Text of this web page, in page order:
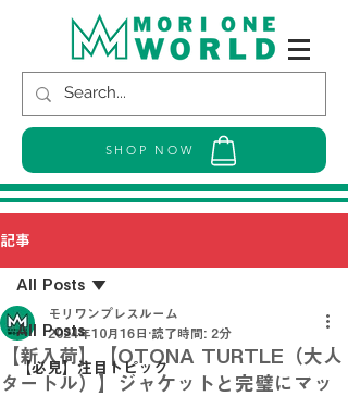
SHOP NOW
記事
All Posts
【必見】注目トピック
All Posts
【新入荷】【OTONA TURTLE（大人
タートル）】ジャケットと完璧にマッ
モリワンプレスルーム
2024年10月16日 読了時間: 2分